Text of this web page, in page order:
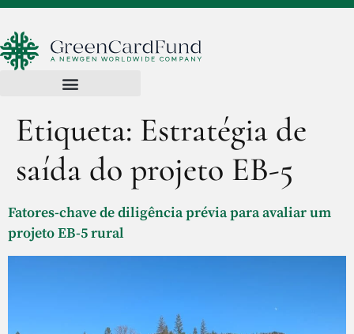
Etiqueta: Estratégia de
saída do projeto EB-5
Fatores-chave de diligência prévia para avaliar um
projeto EB-5 rural